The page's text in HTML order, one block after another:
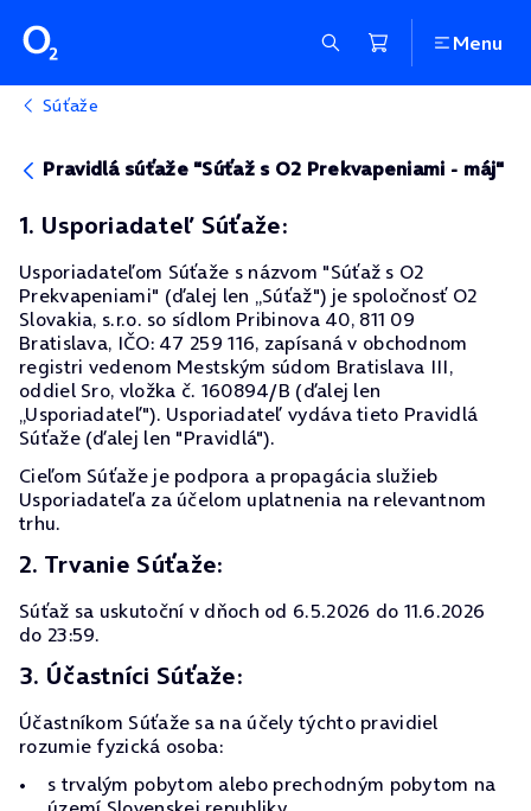
Menu
Súťaže
Pravidlá súťaže "Súťaž s O2 Prekvapeniami - máj"
1. Usporiadateľ Súťaže:
Usporiadateľom Súťaže s názvom "Súťaž s O2
Prekvapeniami" (ďalej len „Súťaž") je spoločnosť O2
Slovakia, s.r.o. so sídlom Pribinova 40, 811 09
Bratislava, IČO: 47 259 116, zapísaná v obchodnom
registri vedenom Mestským súdom Bratislava III,
oddiel Sro, vložka č. 160894/B (ďalej len
„Usporiadateľ"). Usporiadateľ vydáva tieto Pravidlá
Súťaže (ďalej len "Pravidlá").
Cieľom Súťaže je podpora a propagácia služieb
Usporiadateľa za účelom uplatnenia na relevantnom
trhu.
2. Trvanie Súťaže:
Súťaž sa uskutoční v dňoch od 6.5.2026 do 11.6.2026
do 23:59.
3. Účastníci Súťaže:
Účastníkom Súťaže sa na účely týchto pravidiel
rozumie fyzická osoba:
s trvalým pobytom alebo prechodným pobytom na